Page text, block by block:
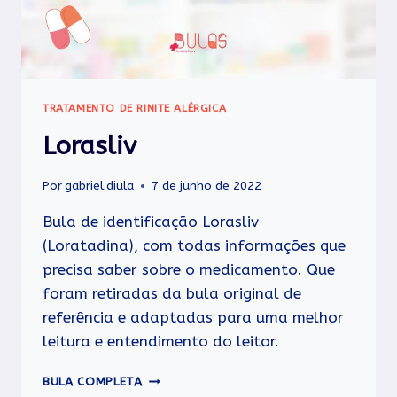
TRATAMENTO DE RINITE ALÉRGICA
Lorasliv
Porgabriel.diula 7 de junho de 2022
Bula de identificação Lorasliv
(Loratadina), com todas informações que
precisa saber sobre o medicamento. Que
foram retiradas da bula original de
referência e adaptadas para uma melhor
leitura e entendimento do leitor.
BULA COMPLETA LORASLIV